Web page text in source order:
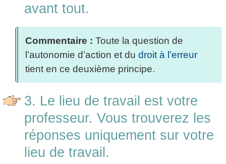
avant tout.
Commentaire : Toute la question de
l’autonomie d’action et du droit à l’erreur
tient en ce deuxième principe.
3. Le lieu de travail est votre
professeur. Vous trouverez les
réponses uniquement sur votre
lieu de travail.